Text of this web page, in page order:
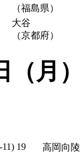
（福島県）
大谷
（京都府）
月）
19
高岡向陵